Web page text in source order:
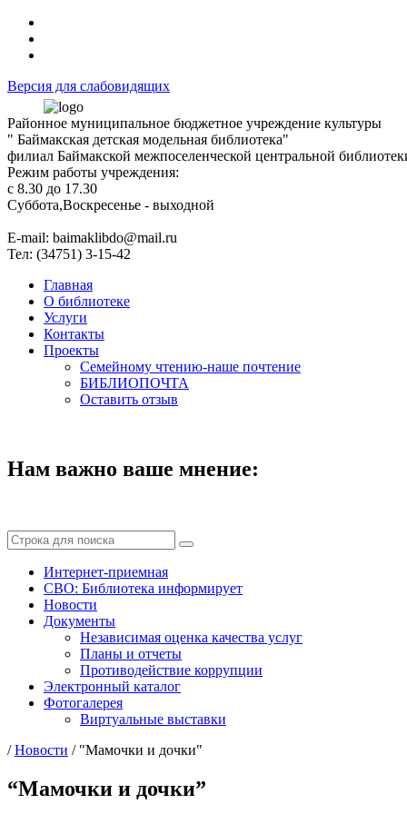
Версия для слабовидящих
Районное муниципальное бюджетное учреждение культуры
" Баймакская детская модельная библиотека"
филиал Баймакской межпоселенческой центральной
Режим работы учреждения:
с 8.30 до 17.30
Суббота,Воскресенье - выходной
Е-mail: baimaklibdo@mail.ru
Тел: (34751) 3-15-42
Главная
О библиотеке
Услуги
Контакты
Проекты
Семейному чтению-наше почтение
БИБЛИОПОЧТА
Оставить отзыв
Нам важно ваше мнение:
Интернет-приемная
СВО: Библиотека информирует
Новости
Документы
Независимая оценка качества услуг
Планы и отчеты
Противодействие коррупции
Электронный каталог
Фотогалерея
Виртуальные выставки
/Новости / "Мамочки и дочки"
“Мамочки и дочки”